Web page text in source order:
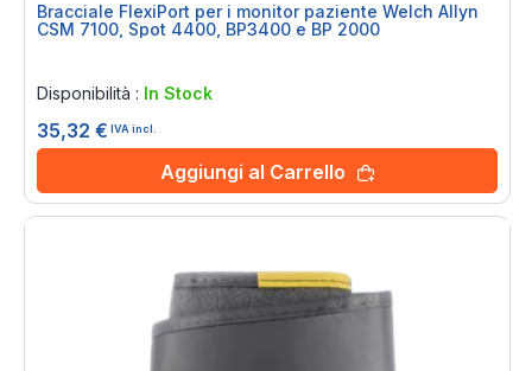
Bracciale FlexiPort per i monitor paziente Welch Allyn
CSM 7100, Spot 4400, BP3400 e BP 2000
Disponibilità : In Stock
35,32 € IVA incl.
Aggiungi al Carrello